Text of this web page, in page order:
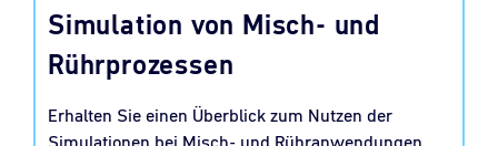
Simulation von Misch- und
Rührprozessen
Erhalten Sie einen Überblick zum Nutzen der